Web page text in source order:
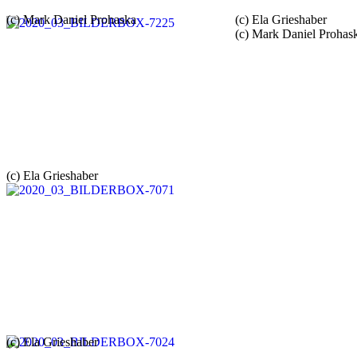
(c) Mark Daniel Prohaska
(c) Ela Grieshaber
(c) Ela Grieshaber
(c) Ela Grieshaber
(c) Mark Daniel